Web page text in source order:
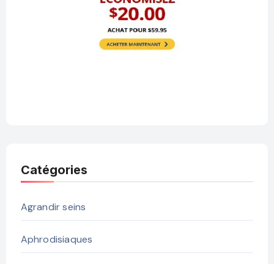
Catégories
Agrandir seins
Aphrodisiaques